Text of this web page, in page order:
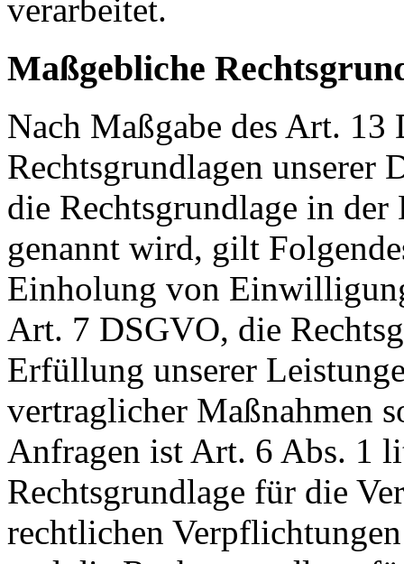
verarbeitet.
Maßgebliche
Nach Maßgabe des Art.
Rechtsgrundlagen unserer
die Rechtsgrundlage in
genannt wird, gilt
Einholung von
Art. 7 DSGVO, die
Erfüllung unserer
vertraglicher Maßnahmen
Anfragen ist Art. 6 Abs. 1
Rechtsgrundlage für die
rechtlichen